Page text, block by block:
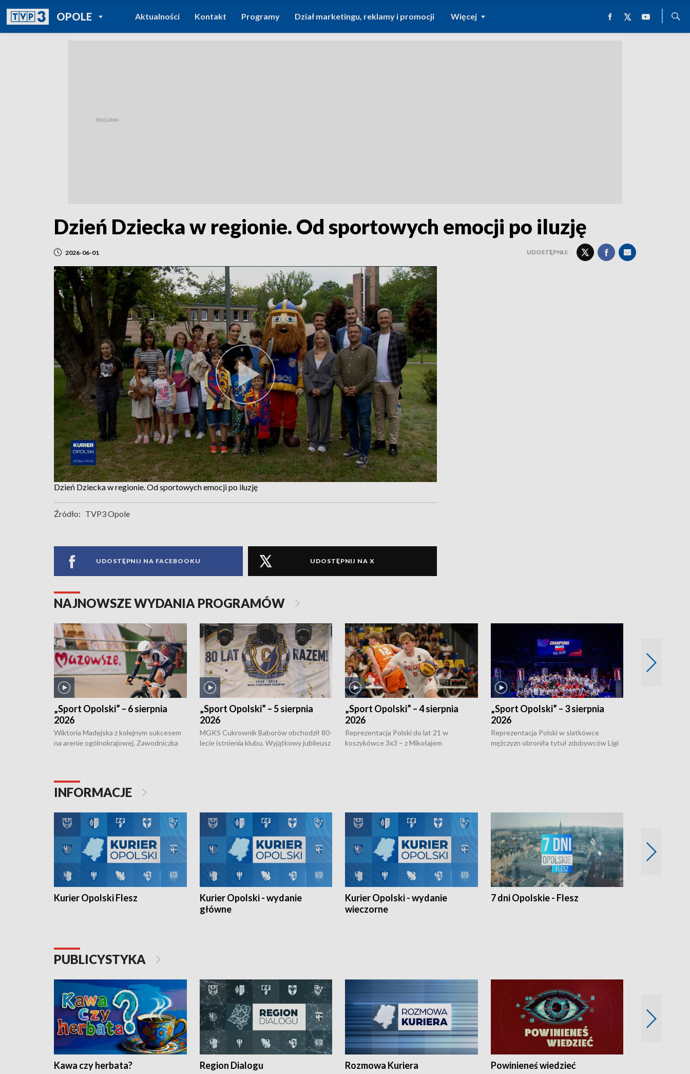
OPOLEPOWRÓT DO
TVP REGIONY
Aktualności Kontakt Programy Dział marketingu, reklamy i promocji Więcej
Dzień Dziecka w regionie. Od sportowych emocji po iluzję
2026-06-01 UDOSTĘPNIJ:
Dzień Dziecka w regionie. Od sportowych emocji po iluzję
Źródło: TVP3 Opole
UDOSTĘPNIJ NA FACEBOOKU UDOSTĘPNIJ NA X
NAJNOWSZE WYDANIA PROGRAMÓW
„Sport Opolski” – 6 sierpnia
2026
Wiktoria Madejska z kolejnym sukcesem
na arenie ogólnokrajowej. Zawodniczka
torowym.
„Sport Opolski” – 5 sierpnia
2026
MGKS Cukrownik Baborów obchodził 80-
lecie istnienia klubu. Wyjątkowy jubileusz
„Sport Opolski” – 4 sierpnia
2026
Reprezentacja Polski do lat 21 w
koszykówce 3x3 – z Mikołajem
„Sport Opolski” – 3 sierpnia
2026
Reprezentacja Polski w siatkówce
mężczyzn obroniła tytuł zdobywców Ligi
INFORMACJE
Kurier Opolski Flesz
Kurier Opolski - wydanie
główne
Kurier Opolski - wydanie
wieczorne
7 dni Opolskie - Flesz
PUBLICYSTYKA
Kawa czy herbata? Region Dialogu Rozmowa Kuriera Powinieneś wiedzieć